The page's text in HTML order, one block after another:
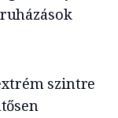
szintre